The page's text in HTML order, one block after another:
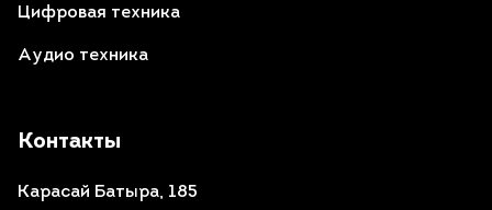
Контакты
Карасай Батыра, 185
Цифровая техника
Аудио техника